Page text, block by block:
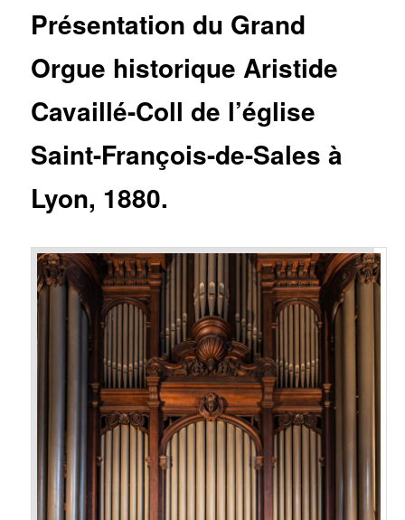
Présentation du Grand
Orgue historique Aristide
Cavaillé-Coll de l’église
Saint-François-de-Sales à
Lyon, 1880.